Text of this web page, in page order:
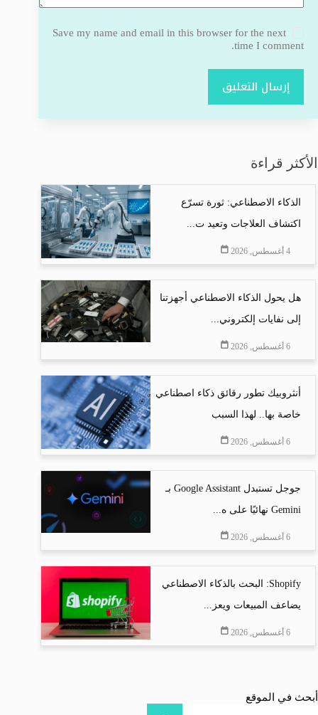
Save my name and email in this browser for the next
time I comment.
إرسال التعليق
الأكثر قراءة
الذكاء الاصطناعي: ثورة تسرّع
اكتشاف العلاجات وتعيد ت...
4 أغسطس, 2026
هل يحول الذكاء الاصطناعي أجهزتنا
إلى نفايات إلكتروني...
6 أغسطس, 2026
أنثروبيك تطور رقائق ذكاء اصطناعي
خاصة بها.. لهذا السبب
6 أغسطس, 2026
جوجل تستبدل Google Assistant بـ
Gemini نهائيًا على ه...
6 أغسطس, 2026
Shopify: البحث بالذكاء الاصطناعي
يضاعف المبيعات ويعز...
6 أغسطس, 2026
أبحث في الموقع